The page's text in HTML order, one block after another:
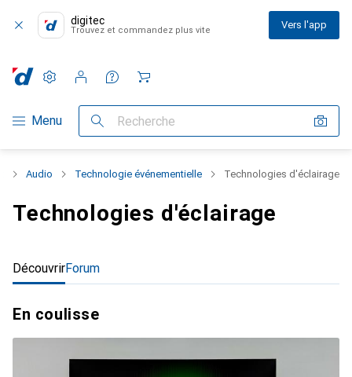
digitec
Trouvez et commandez plus vite Vers l'app
Navigation par catégorie
Menu Recherche
Paramètres
Compte client
Listes de comparaison
Listes d'envies
Panier
Audio Technologie événementielle Technologies d'éclairage
Technologies d'éclairage
DécouvrirForum
En coulisse